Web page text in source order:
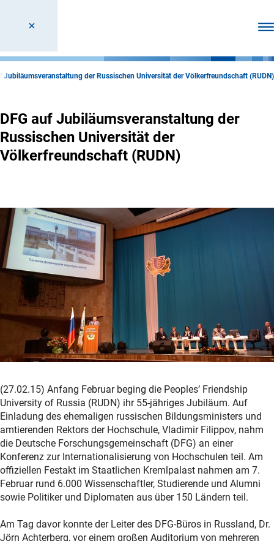
Jubiläumsveranstaltung der Russischen Universität der Völkerfreundschaft (RUDN)
DFG auf Jubiläumsveranstaltung der
Russischen Universität der
Völkerfreundschaft (RUDN)
(27.02.15) Anfang Februar beging die Peoples’ Friendship
University of Russia (RUDN) ihr 55-jähriges Jubiläum. Auf
Einladung des ehemaligen russischen Bildungsministers und
amtierenden Rektors der Hochschule, Vladimir Filippov, nahm
die Deutsche Forschungsgemeinschaft (DFG) an einer
Konferenz zur Internationalisierung von Hochschulen teil. Am
offiziellen Festakt im Staatlichen Kremlpalast nahmen am 7.
Februar rund 6.000 Wissenschaftler, Studierende und Alumni
sowie Politiker und Diplomaten aus über 150 Ländern teil.
Am Tag davor konnte der Leiter des DFG-Büros in Russland, Dr.
Jörn Achterberg, vor einem großen Auditorium von mehreren